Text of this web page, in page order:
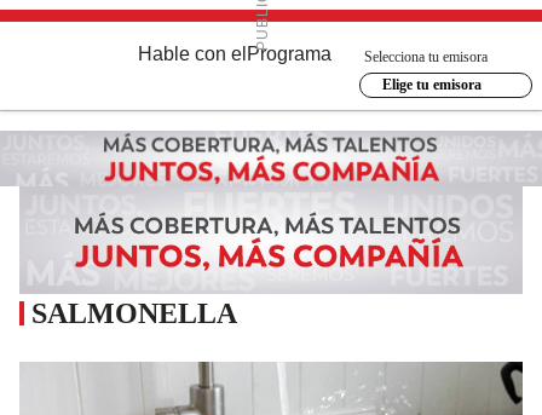
Hable con el Programa
Selecciona tu emisora
Elige tu emisora
SALMONELLA